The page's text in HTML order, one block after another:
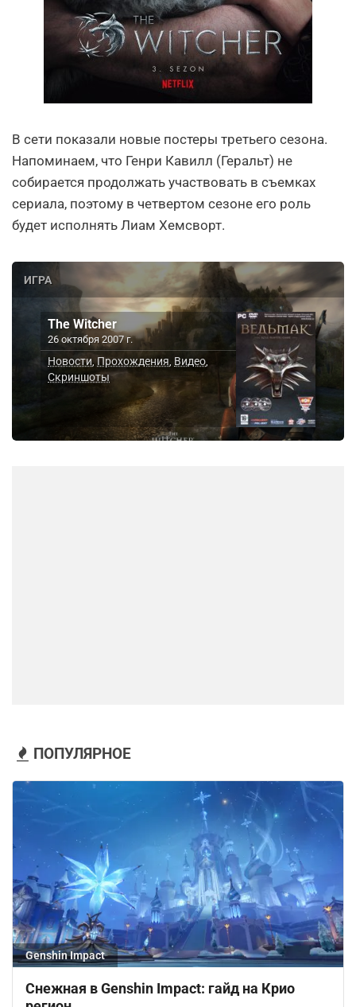
В сети показали новые постеры третьего сезона.
Напоминаем, что Генри Кавилл (Геральт) не
собирается продолжать участвовать в съемках
сериала, поэтому в четвертом сезоне его роль
будет исполнять Лиам Хемсворт.
ИГРА
The Witcher
26 октября 2007 г.
Новости, Прохождения Видео
Скриншоты
ПОПУЛЯРНОЕ
Genshin Impact
Снежная в Genshin Impact: гайд на Крио